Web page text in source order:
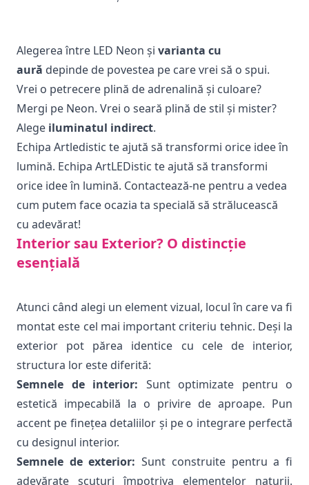
Alegerea între LED Neon și varianta cu
aură depinde de povestea pe care vrei să o spui.
Vrei o petrecere plină de adrenalină și culoare?
Mergi pe Neon. Vrei o seară plină de stil și mister?
Alege iluminatul indirect.
Echipa Artledistic te ajută să transformi orice idee în
lumină. Echipa ArtLEDistic te ajută să transformi
orice idee în lumină. Contactează-ne pentru a vedea
cum putem face ocazia ta specială să strălucească
cu adevărat!
Interior sau Exterior? O distincție
esențială
Atunci când alegi un element vizual, locul în care va fi
montat este cel mai important criteriu tehnic. Deși la
exterior pot părea identice cu cele de interior,
structura lor este diferită:
Semnele de interior: Sunt optimizate pentru o
estetică impecabilă la o privire de aproape. Pun
accent pe finețea detaliilor și pe o integrare perfectă
cu designul interior.
Semnele de exterior: Sunt construite pentru a fi
adevărate scuturi împotriva elementelor naturii.